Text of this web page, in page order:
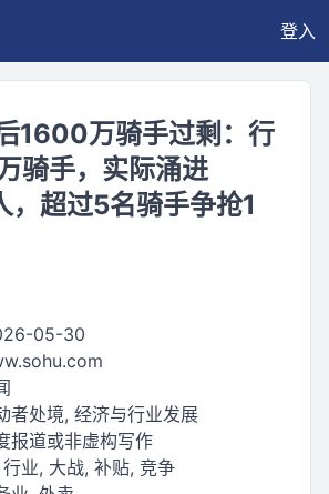
登入
1600万骑手过剩：行
骑手，实际涌进
超过5名骑手争抢1
05-30
者处境, 经济与行业发展
报道或非虚构写作
业, 大战, 补贴, 竞争